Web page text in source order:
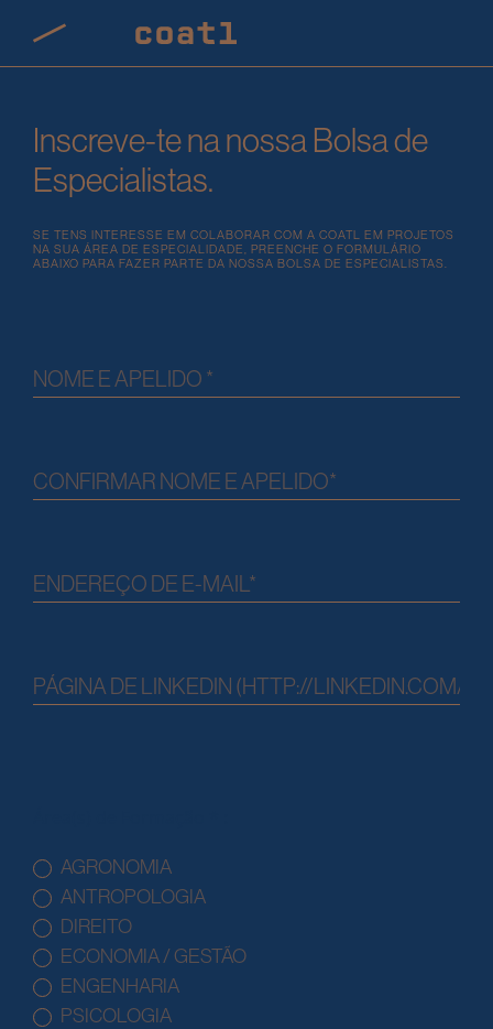
Inscreve-te na nossa Bolsa de
Especialistas.
SE TENS INTERESSE EM COLABORAR COM A COATL EM PROJETOS
NA SUA ÁREA DE ESPECIALIDADE, PREENCHE O FORMULÁRIO
ABAIXO PARA FAZER PARTE DA NOSSA BOLSA DE ESPECIALISTAS.
AGRONOMIA
ANTROPOLOGIA
DIREITO
ECONOMIA / GESTÃO
ENGENHARIA
PSICOLOGIA